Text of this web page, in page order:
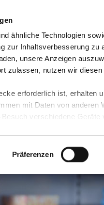
ähnliche Technologien
zur Inhaltsverbesserung
unsere Anzeigen
zulassen, nutzen wir
erforderlich ist, erhalten
mit Daten von anderen
verschiedene Geräte
Dort ist kein der EU
Daten führen kann.
in unseren
Funktionen für
Sie können mittels
Präferenzen
Video-Blog & Presse